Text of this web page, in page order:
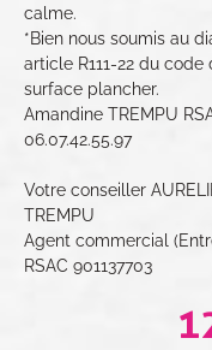
calme.
*Bien nous soumis au
article R111-22 du
surface plancher.
Amandine TREMPU
06.07.42.55.97
Votre conseiller
TREMPU
Agent commercial
RSAC 901137703